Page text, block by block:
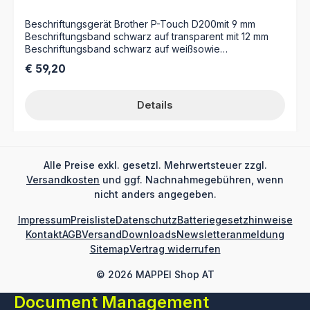
Beschriftungsgerät Brother P-Touch D200mit 9 mm
Beschriftungsband schwarz auf transparent mit 12 mm
Beschriftungsband schwarz auf weißsowie
Regulärer Preis:
€ 59,20
Details
Alle Preise exkl. gesetzl. Mehrwertsteuer zzgl.
Versandkosten und ggf. Nachnahmegebühren, wenn
nicht anders angegeben.
© 2026 MAPPEI Shop AT
ImpressumPreislisteDatenschutzBatteriegesetzhinweise
KontaktAGBVersandDownloadsNewsletteranmeldung
SitemapVertrag widerrufen
Document Management